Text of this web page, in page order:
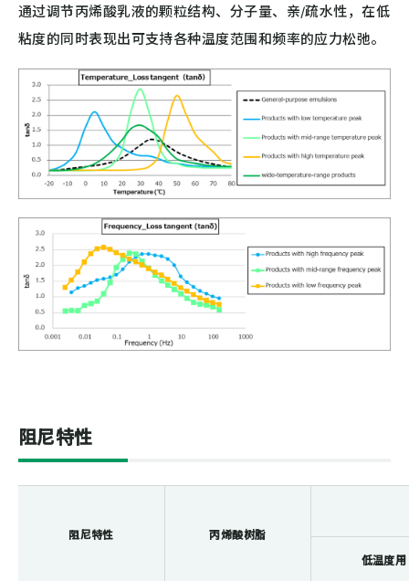
通过调节丙烯酸乳液的颗粒结构、分子量、亲/疏水性，在低
粘度的同时表现出可支持各种温度范围和频率的应力松弛。
阻尼特性
阻尼特性
丙烯酸树脂
低温度用